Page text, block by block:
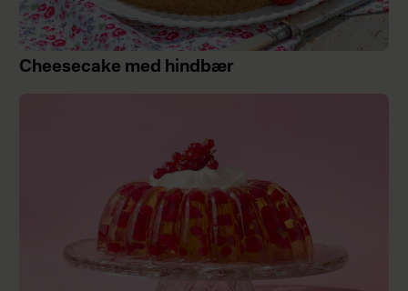
Cheesecake med hindbær